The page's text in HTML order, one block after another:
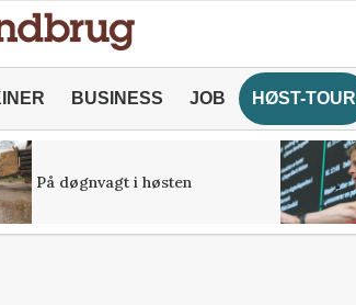
BUSINESS JOB HØST-TOUR
På døgnvagt i høsten